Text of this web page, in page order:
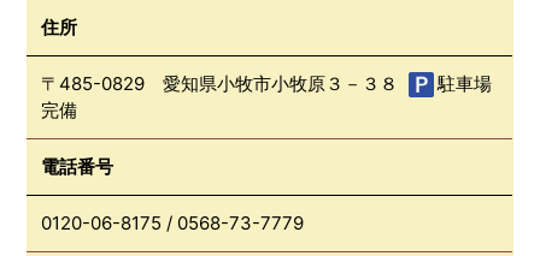
住所
〒485-0829 愛知県小牧市小牧原３－３８
駐車場
完備
電話番号
0120-06-8175 / 0568-73-7779